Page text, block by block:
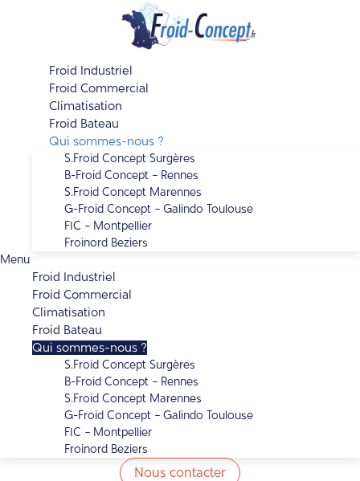
Froid Industriel
Froid Commercial
Climatisation
Froid Bateau
Qui sommes-nous ?
S.Froid Concept Surgères
B-Froid Concept – Rennes
S.Froid Concept Marennes
G-Froid Concept – Galindo Toulouse
FIC – Montpellier
Froinord Beziers
Menu
Froid Industriel
Froid Commercial
Climatisation
Froid Bateau
Qui sommes-nous ?
S.Froid Concept Surgères
B-Froid Concept – Rennes
S.Froid Concept Marennes
G-Froid Concept – Galindo Toulouse
FIC – Montpellier
Froinord Beziers
Nous contacter